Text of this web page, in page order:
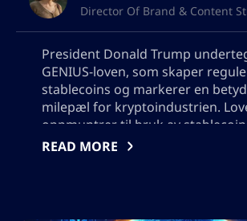
Director Of Brand & Content
President Donald Trump
GENIUS-loven, som skaper
stablecoins og markerer en
milepæl for kryptoindustrien.
oppmuntrer til bruk av
kryptovalutaer knyttet til en
READ MORE